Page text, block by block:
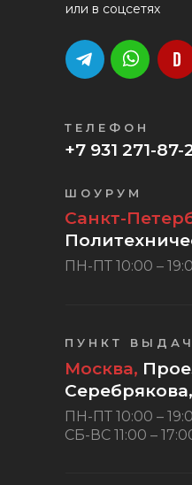
+7 931 271-87-
или в соцсетях
ТЕЛЕФОН
Санкт-
ШОУРУМ
Москва,
ПУНКТ
ПН-ПТ 10:00 –
ПН-ПТ 10:00 –
СБ-ВС 11:00 –